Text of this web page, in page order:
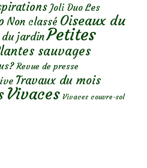
Joli Duo Les
Non classé Oiseaux du
jardinPetites
sauvages
Revue de presse
Travaux du mois
Vivaces Vivaces couvre-sol